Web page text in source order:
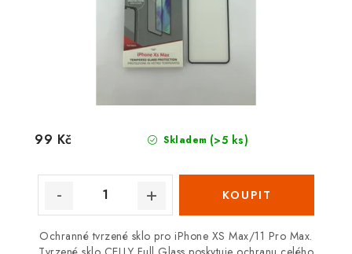
Skladem (>5 ks)
99 Kč
Ochranné tvrzené sklo pro iPhone XS Max/11 Pro Max.